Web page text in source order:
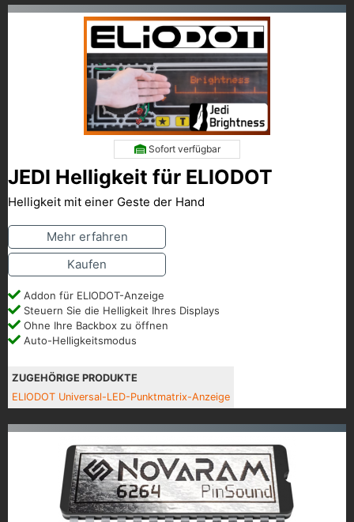
Sofort verfügbar
JEDI Helligkeit für ELIODOT
Helligkeit mit einer Geste der Hand
Mehr erfahren
Kaufen
Addon für ELIODOT-Anzeige
Steuern Sie die Helligkeit Ihres Displays
Ohne Ihre Backbox zu öffnen
Auto-Helligkeitsmodus
ZUGEHÖRIGE PRODUKTE
ELIODOT Universal-LED-Punktmatrix-Anzeige